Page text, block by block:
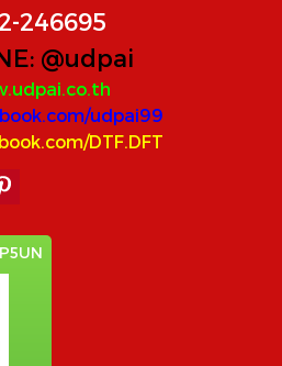
246695
@udpai
udpai99
DTF.DFT